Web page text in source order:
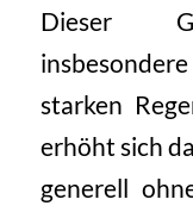
Dieser
starken
erhöht sich
generell